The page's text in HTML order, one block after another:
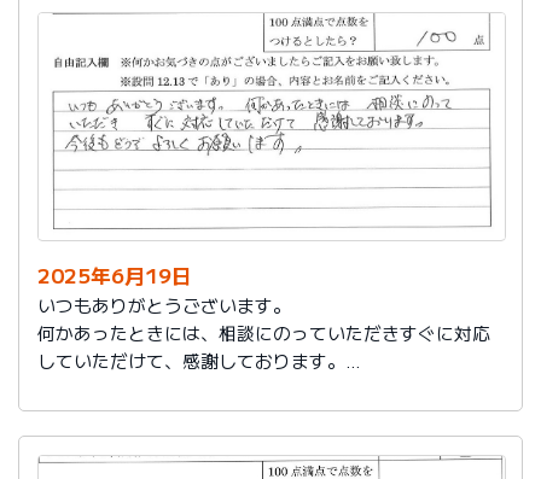
2025年6月19日
いつもありがとうございます。
何かあったときには、相談にのっていただきすぐに対応
していただけて、感謝しております。